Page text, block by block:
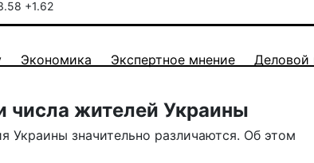
+1.62
Экономика Экспертное мнение Деловой
числа жителей Украины
Украины значительно различаются. Об этом